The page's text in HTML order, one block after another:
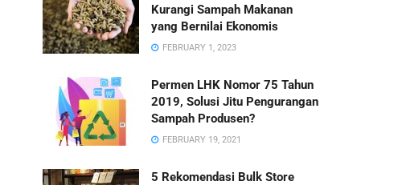
Kurangi Sampah Makanan
yang Bernilai Ekonomis
FEBRUARY 1, 2023
Permen LHK Nomor 75 Tahun
2019, Solusi Jitu Pengurangan
Sampah Produsen?
FEBRUARY 19, 2021
5 Rekomendasi Bulk Store